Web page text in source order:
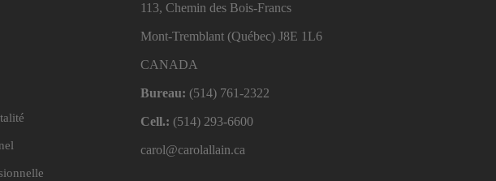
113, Chemin des Bois-Francs
Mont-Tremblant (Québec) J8E 1L6
CANADA
Bureau: (514) 761-2322
Cell.: (514) 293-6600
carol@carolallain.ca